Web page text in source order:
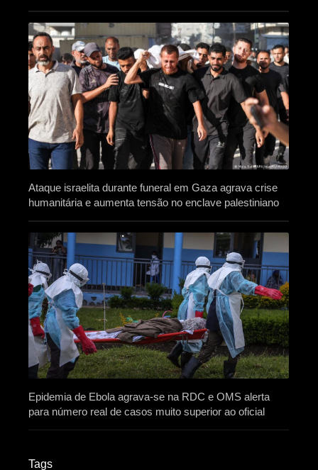
Ataque israelita durante funeral em Gaza agrava crise
humanitária e aumenta tensão no enclave palestiniano
Epidemia de Ebola agrava-se na RDC e OMS alerta
para número real de casos muito superior ao oficial
Tags